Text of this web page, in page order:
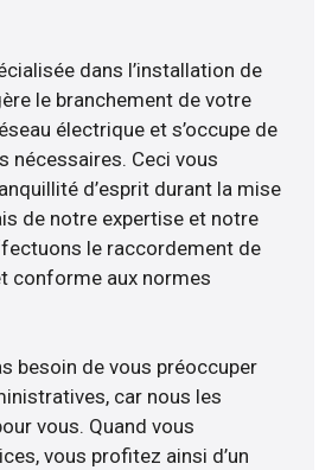
dans l’installation de
le branchement de votre
électrique et s’occupe de
nécessaires. Ceci vous
d’esprit durant la mise
de notre expertise et notre
le raccordement de
conforme aux normes
besoin de vous préoccuper
car nous les
vous. Quand vous
vous profitez ainsi d’un